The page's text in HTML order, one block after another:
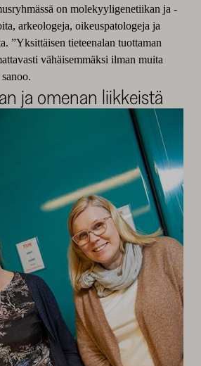
on molekyyligenetiikan ja -
arkeologeja, oikeuspatologeja ja
”Yksittäisen tieteenalan tuottaman
vähäisemmäksi ilman muita
ja omenan liikkeistä